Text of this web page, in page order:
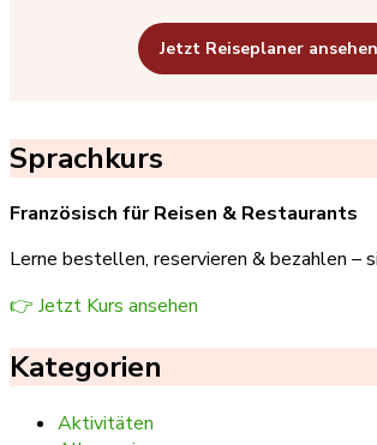
Jetzt Reiseplaner ansehen
Sprachkurs
Französisch für Reisen & Restaurants
Lerne bestellen, reservieren & bezahlen –
👉 Jetzt Kurs ansehen
Kategorien
Aktivitäten